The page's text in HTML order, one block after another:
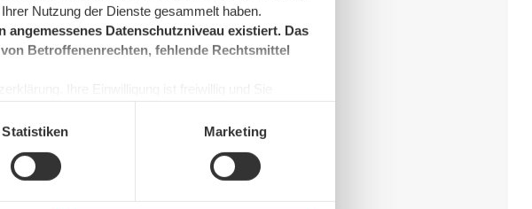
Nutzung der Dienste gesammelt haben.
Datenschutzniveau existiert. Das
Betroffenenrechten, fehlende Rechtsmittel
Statistiken Marketing